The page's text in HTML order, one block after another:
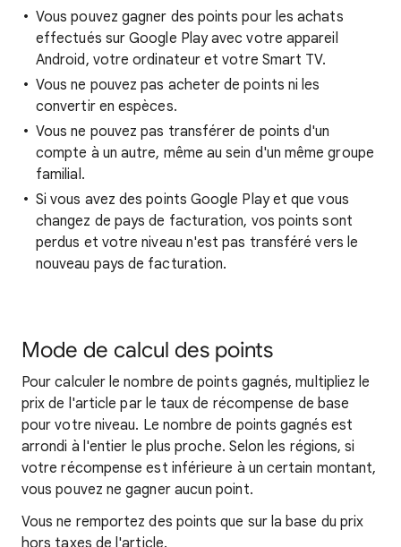
Vous pouvez gagner des points pour les achats
effectués sur Google Play avec votre appareil
Android, votre ordinateur et votre Smart TV.
Vous ne pouvez pas acheter de points ni les
convertir en espèces.
Vous ne pouvez pas transférer de points d'un
compte à un autre, même au sein d'un même groupe
familial.
Si vous avez des points Google Play et que vous
changez de pays de facturation, vos points sont
perdus et votre niveau n'est pas transféré vers le
nouveau pays de facturation.
Mode de calcul des points
Pour calculer le nombre de points gagnés, multipliez le
prix de l'article par le taux de récompense de base
pour votre niveau. Le nombre de points gagnés est
arrondi à l'entier le plus proche. Selon les régions, si
votre récompense est inférieure à un certain montant,
vous pouvez ne gagner aucun point.
Vous ne remportez des points que sur la base du prix